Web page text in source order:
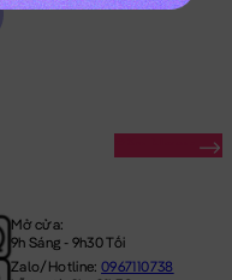
Mở cửa:
9h Sáng - 9h30 Tối
Zalo/Hotline:0967110738